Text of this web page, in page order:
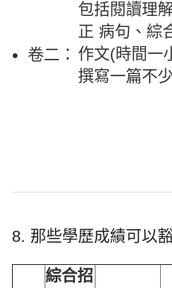
包括閱讀理
正 病句、綜
卷二： 作文(時間一
撰寫一篇不
8. 那些學歷成績可以
綜合招